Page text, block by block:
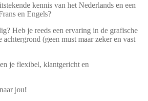
kennis van het Nederlands en een
en Engels?
Heb je reeds een ervaring in de grafische
achtergrond (geen must maar zeker en vast
je flexibel, klantgericht en
jou!